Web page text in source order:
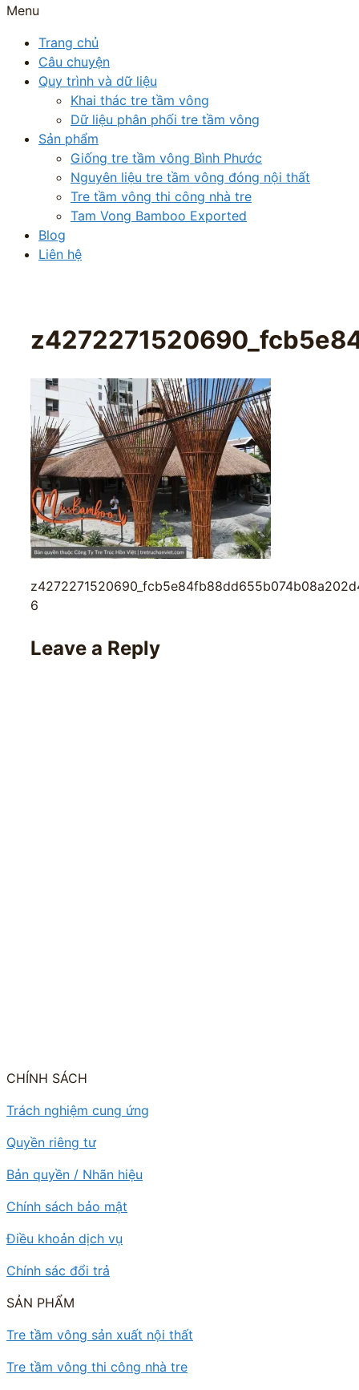
Menu
Trang chủ
Câu chuyện
Quy trình và dữ liệu
Khai thác tre tầm vông
Dữ liệu phân phối tre tầm vông
Sản phẩm
Giống tre tầm vông Bình Phước
Nguyên liệu tre tầm vông đóng nội thất
Tre tầm vông thi công nhà tre
Tam Vong Bamboo Exported
Blog
Liên hệ
6
Leave a Reply
CHÍNH SÁCH
Trách nghiệm cung ứng
Quyền riêng tư
Bản quyền / Nhãn hiệu
Chính sách bảo mật
Điều khoản dịch vụ
Chính sác đổi trả
SẢN PHẨM
Tre tầm vông sản xuất nội thất
Tre tầm vông thi công nhà tre